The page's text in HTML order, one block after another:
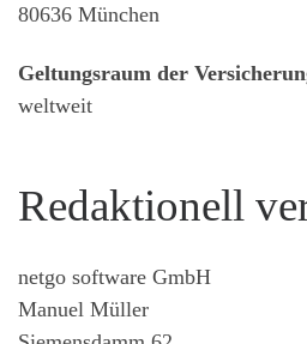
80636 München
Geltungsraum der
weltweit
Redaktionell
netgo software GmbH
Manuel Müller